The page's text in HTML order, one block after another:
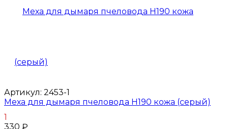
Артикул: 2453-1
Меха для дымаря пчеловода H190 кожа (серый)
1
330 ₽